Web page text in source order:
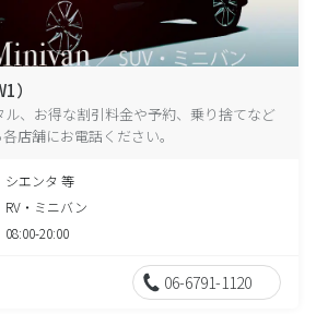
）
ル、お得な割引料金や予約、乗り捨てなど
店舗にお電話ください。
シエンタ 等
RV・ミニバン
08:00-20:00
06-6791-1120